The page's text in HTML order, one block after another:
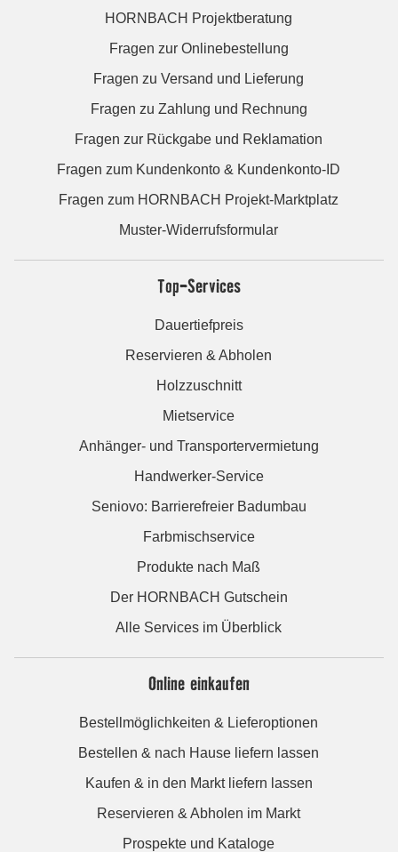
HORNBACH Projektberatung
Fragen zur Onlinebestellung
Fragen zu Versand und Lieferung
Fragen zu Zahlung und Rechnung
Fragen zur Rückgabe und Reklamation
Fragen zum Kundenkonto & Kundenkonto-ID
Fragen zum HORNBACH Projekt-Marktplatz
Muster-Widerrufsformular
Top-Services
Dauertiefpreis
Reservieren & Abholen
Holzzuschnitt
Mietservice
Anhänger- und Transportervermietung
Handwerker-Service
Seniovo: Barrierefreier Badumbau
Farbmischservice
Produkte nach Maß
Der HORNBACH Gutschein
Alle Services im Überblick
Online einkaufen
Bestellmöglichkeiten & Lieferoptionen
Bestellen & nach Hause liefern lassen
Kaufen & in den Markt liefern lassen
Reservieren & Abholen im Markt
Prospekte und Kataloge